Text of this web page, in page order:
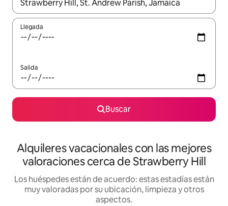
Llegada
Salida
Buscar
Alquileres vacacionales con las mejores
valoraciones cerca de Strawberry Hill
Los huéspedes están de acuerdo: estas estadías están
muy valoradas por su ubicación, limpieza y otros
aspectos.